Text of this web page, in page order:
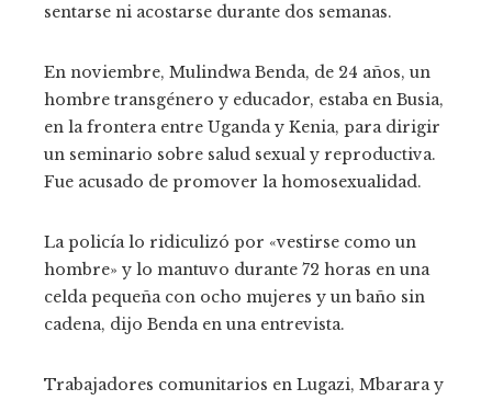
sentarse ni acostarse durante dos semanas.
En noviembre, Mulindwa Benda, de 24 años, un
hombre transgénero y educador, estaba en Busia,
en la frontera entre Uganda y Kenia, para dirigir
un seminario sobre salud sexual y reproductiva.
Fue acusado de promover la homosexualidad.
La policía lo ridiculizó por «vestirse como un
hombre» y lo mantuvo durante 72 horas en una
celda pequeña con ocho mujeres y un baño sin
cadena, dijo Benda en una entrevista.
Trabajadores comunitarios en Lugazi, Mbarara y